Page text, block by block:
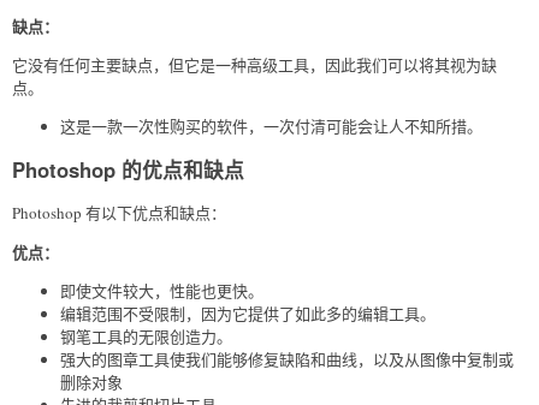
缺点：
它没有任何主要缺点，但它是一种高级工具，因此我们可以将其视为缺
点。
这是一款一次性购买的软件，一次付清可能会让人不知所措。
Photoshop 的优点和缺点
Photoshop 有以下优点和缺点：
优点：
即使文件较大，性能也更快。
编辑范围不受限制，因为它提供了如此多的编辑工具。
钢笔工具的无限创造力。
强大的图章工具使我们能够修复缺陷和曲线，以及从图像中复制或
删除对象